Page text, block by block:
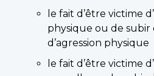
le fait d’être victime
physique ou de subir
d’agression physique
le fait d’être victime